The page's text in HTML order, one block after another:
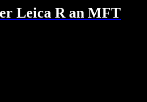
Leica R an MFT